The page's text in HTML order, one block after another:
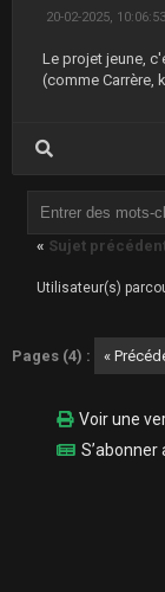
20-02-2025, 10:06:53
Le projet jeune,
(comme Carrère,
« Sujet
Utilisateur(s)
Pages (4) : «
Voir une
S’abonner